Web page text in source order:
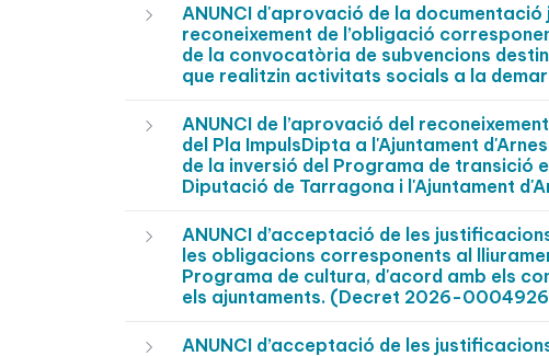
ANUNCI d'aprovació de la
reconeixement de l’obligació
de la convocatòria de subvencions
que realitzin activitats socials a la
ANUNCI de l’aprovació del
del Pla ImpulsDipta a l'Ajuntament
de la inversió del Programa de transició
Diputació de Tarragona i l'Ajuntament
ANUNCI d’acceptació de les
les obligacions corresponents al
Programa de cultura, d'acord amb els
els ajuntaments. (Decret 2026-
ANUNCI d’acceptació de les